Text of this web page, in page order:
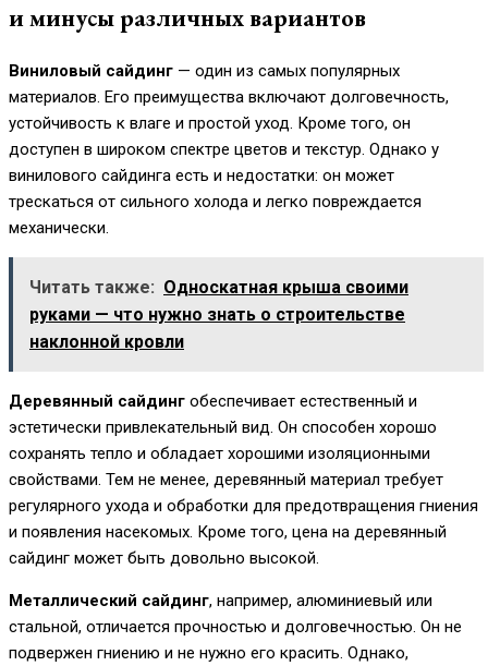
и минусы различных вариантов
Виниловый сайдинг — один из самых популярных
материалов. Его преимущества включают долговечность,
устойчивость к влаге и простой уход. Кроме того, он
доступен в широком спектре цветов и текстур. Однако у
винилового сайдинга есть и недостатки: он может
трескаться от сильного холода и легко повреждается
механически.
Читать также: Односкатная крыша своими
руками — что нужно знать о строительстве
наклонной кровли
Деревянный сайдинг обеспечивает естественный и
эстетически привлекательный вид. Он способен хорошо
сохранять тепло и обладает хорошими изоляционными
свойствами. Тем не менее, деревянный материал требует
регулярного ухода и обработки для предотвращения гниения
и появления насекомых. Кроме того, цена на деревянный
сайдинг может быть довольно высокой.
Металлический сайдинг, например, алюминиевый или
стальной, отличается прочностью и долговечностью. Он не
подвержен гниению и не нужно его красить. Однако,